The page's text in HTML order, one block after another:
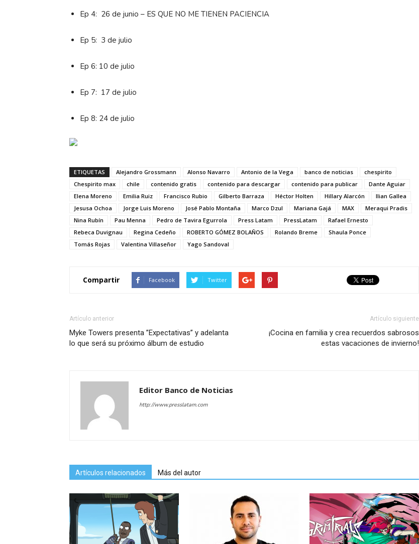
Ep 4: 26 de junio – ES QUE NO ME TIENEN PACIENCIA
Ep 5: 3 de julio
Ep 6: 10 de julio
Ep 7: 17 de julio
Ep 8: 24 de julio
ETIQUETAS Alejandro Grossmann Alonso Navarro Antonio de la Vega banco de noticias
chespirito
Chespirito max
chile contenido gratis contenido para descargar contenido para publicar
Dante Aguiar
Elena Moreno
Emilia Ruiz Francisco Rubio Gilberto Barraza Héctor Holten Hillary Alarcón
Ilian Gallea
Jesusa Ochoa
Jorge Luis Moreno José Pablo Montaña Marco Dzul Mariana Gajá MAX
Meraqui Pradis
Nina Rubín
Pau Menna Pedro de Tavira Egurrola Press Latam PressLatam
Rafael Ernesto
Rebeca Duvignau
Regina Cedeño ROBERTO GÓMEZ BOLAÑOS Rolando Breme
Shaula Ponce
Tomás Rojas
Valentina Villaseñor Yago Sandoval
Compartir Facebook Twitter
Artículo anterior
Myke Towers presenta ”Expectativas” y adelanta
lo que será su próximo álbum de estudio
Artículo siguiente
¡Cocina en familia y crea recuerdos sabrosos
estas vacaciones de invierno!
Editor Banco de Noticias
http://www.presslatam.com
Artículos relacionados Más del autor